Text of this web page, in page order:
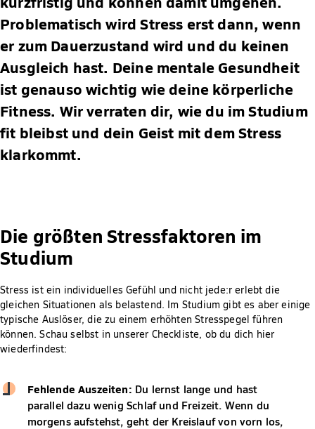
Problematisch wird Stress erst dann, wenn
er zum Dauerzustand wird und du keinen
Ausgleich hast. Deine mentale Gesundheit
ist genauso wichtig wie deine körperliche
Fitness. Wir verraten dir, wie du im Studium
fit bleibst und dein Geist mit dem Stress
klarkommt.
Die größten Stressfaktoren im
Studium
Stress ist ein individuelles Gefühl und nicht jede:r erlebt die
gleichen Situationen als belastend. Im Studium gibt es aber einige
typische Auslöser, die zu einem erhöhten Stresspegel führen
können. Schau selbst in unserer Checkliste, ob du dich hier
wiederfindest:
Fehlende Auszeiten: Du lernst lange und hast
parallel dazu wenig Schlaf und Freizeit. Wenn du
morgens aufstehst, geht der Kreislauf von vorn los,